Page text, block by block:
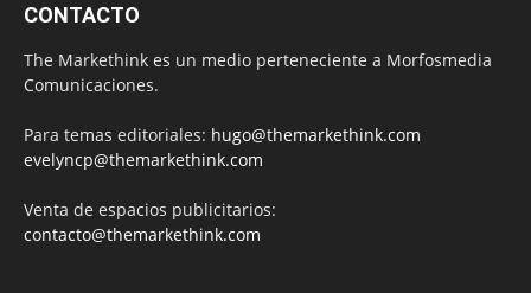
CONTACTO
The Markethink es un medio perteneciente a Morfosmedia
Comunicaciones.
Para temas editoriales: hugo@themarkethink.com
evelyncp@themarkethink.com
Venta de espacios publicitarios:
contacto@themarkethink.com